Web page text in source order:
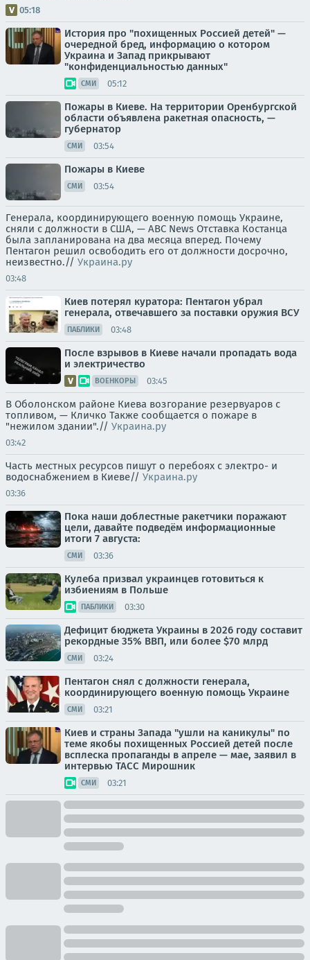
05:18
История про "похищенных Россией детей" —
очередной бред, информацию о котором
Украина и Запад прикрывают
"конфиденциальностью данных"
СМИ 05:12
Пожары в Киеве. На территории Оренбургской
области объявлена ракетная опасность, —
губернатор
СМИ 03:54
Пожары в Киеве
СМИ 03:54
Генерала, координирующего военную помощь Украине,
сняли с должности в США, — ABC News Отставка Костанца
была запланирована на два месяца вперед. Почему
Пентагон решил освободить его от должности досрочно,
неизвестно.// Украина.ру
03:48
Киев потерял куратора: Пентагон убрал
генерала, отвечавшего за поставки оружия ВСУ
ПАБЛИКИ 03:48
После взрывов в Киеве начали пропадать вода
и электричество
ВОЕНКОРЫ 03:45
В Оболонском районе Киева возгорание резервуаров с
топливом, — Кличко Также сообщается о пожаре в
"нежилом здании".// Украина.ру
03:42
Часть местных ресурсов пишут о перебоях с электро- и
водоснабжением в Киеве// Украина.ру
03:36
Пока наши доблестные ракетчики поражают
цели, давайте подведём информационные
итоги 7 августа:
СМИ 03:36
Кулеба призвал украинцев готовиться к
избиениям в Польше
ПАБЛИКИ 03:30
Дефицит бюджета Украины в 2026 году составит
рекордные 35% ВВП, или более $70 млрд
СМИ 03:24
Пентагон снял с должности генерала,
координирующего военную помощь Украине
СМИ 03:21
Киев и страны Запада "ушли на каникулы" по
теме якобы похищенных Россией детей после
всплеска пропаганды в апреле — мае, заявил в
интервью ТАСС Мирошник
СМИ 03:21